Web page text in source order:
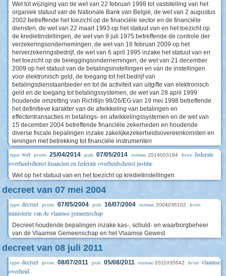
Wet tot wijziging van de wet van 22 februari 1998 tot vaststelling van het
organiek statuut van de Nationale Bank van België, de wet van 2 augustus
2002 betreffende het toezicht op de financiële sector en de financiële
diensten, de wet van 22 maart 1993 op het statuut van en het toezicht op
de kredietinstellingen, de wet van 9 juli 1975 betreffende de controle der
verzekeringsondernemingen, de wet van 16 februari 2009 op het
herverzekeringsbedrijf, de wet van 6 april 1995 inzake het statuut van en
het toezicht op de beleggingsondernemingen, de wet van 21 december
2009 op het statuut van de betalingsinstellingen en van de instellingen
voor elektronisch geld, de toegang tot het bedrijf van
betalingsdienstaanbieder en tot de activiteit van uitgifte van elektronisch
geld en de toegang tot betalingssystemen, de wet van 28 april 1999
houdende omzetting van Richtlijn 98/26/EG van 19 mei 1998 betreffende
het definitieve karakter van de afwikkeling van betalingen en
effectentransacties in betalings- en afwikkelingssystemen en de wet van
15 december 2004 betreffende financiële zekerheden en houdende
diverse fiscale bepalingen inzake zakelijkezekerheidsovereenkomsten en
leningen met betrekking tot financiële instrumenten
type wet prom. 25/04/2014 pub. 07/05/2014 numac 2014003194 bron federale
overheidsdienst financien en federale overheidsdienst justitie
Wet op het statuut van en het toezicht op kredietinstellingen
decreet van 07 mei 2004
type decreet prom. 07/05/2004 pub. 16/07/2004 numac 2004036102 bron
ministerie van de vlaamse gemeenschap
Decreet houdende bepalingen inzake kas-, schuld- en waarborgbeheer
van de Vlaamse Gemeenschap en het Vlaamse Gewest
decreet van 08 juli 2011
type decreet prom. 08/07/2011 pub. 05/08/2011 numac 2011035642 bron vlaamse
overheid